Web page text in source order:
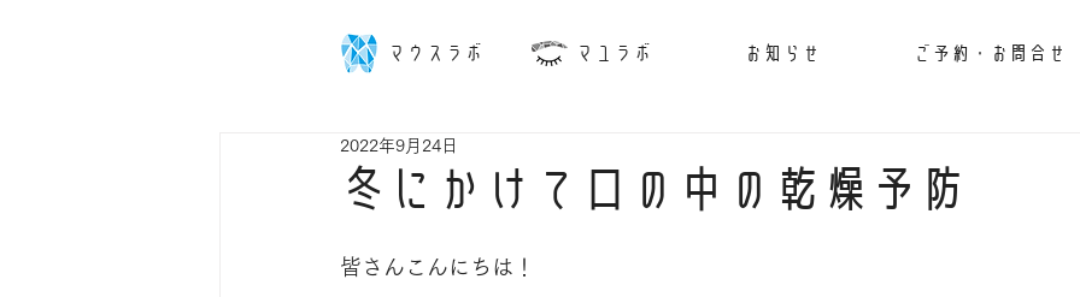
マウスラボ マユラボ お知らせ ご予約・お問合せ
冬にかけて口の中の乾燥予防
2022年9月24日
皆さんこんにちは！